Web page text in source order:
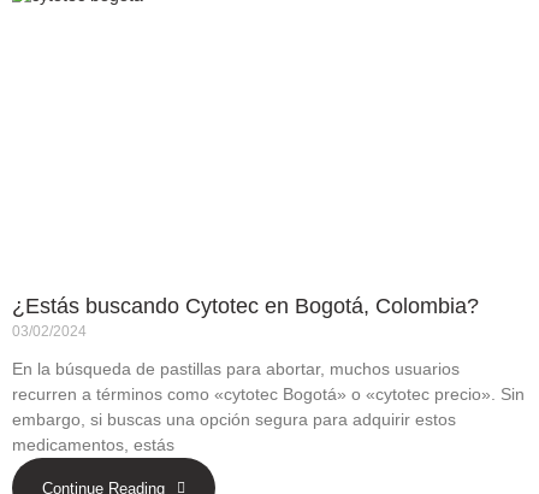
¿Estás buscando Cytotec en Bogotá, Colombia?
03/02/2024
En la búsqueda de pastillas para abortar, muchos usuarios
recurren a términos como «cytotec Bogotá» o «cytotec precio». Sin
embargo, si buscas una opción segura para adquirir estos
medicamentos, estás
Continue Reading